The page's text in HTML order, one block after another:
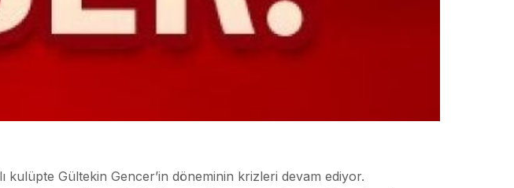
kulüpte Gültekin Gencer’in döneminin krizleri devam ediyor.